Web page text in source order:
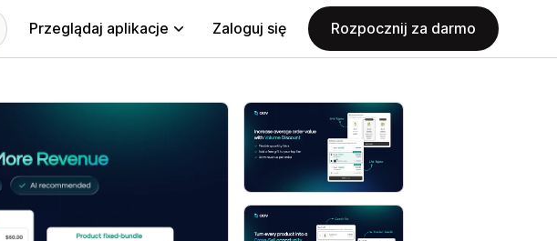
Przeglądaj aplikacje Zaloguj się Rozpocznij za darmo